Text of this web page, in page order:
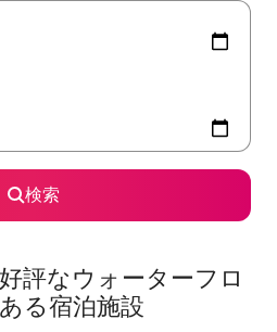
検索
評なウォーターフロ
る宿泊施設